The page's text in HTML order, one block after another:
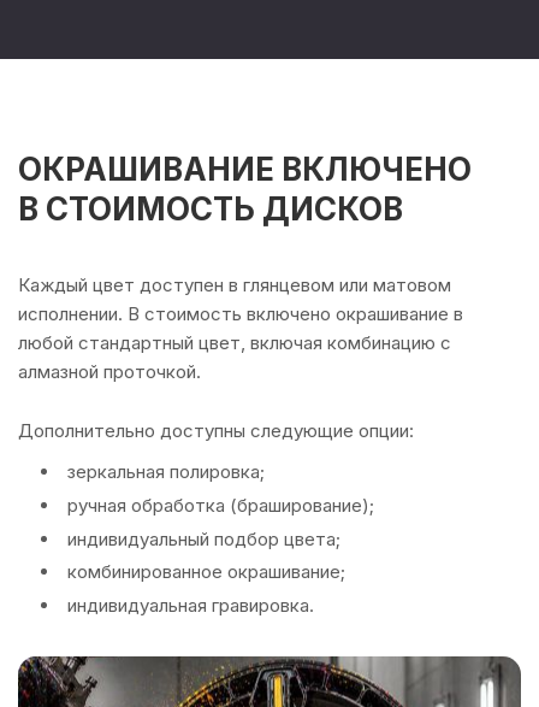
ОКРАШИВАНИЕ ВКЛЮЧЕНО
В СТОИМОСТЬ ДИСКОВ
Каждый цвет доступен в глянцевом или матовом
исполнении. В стоимость включено окрашивание в
любой стандартный цвет, включая комбинацию с
алмазной проточкой.
Дополнительно доступны следующие опции:
зеркальная полировка;
ручная обработка (браширование);
индивидуальный подбор цвета;
комбинированное окрашивание;
индивидуальная гравировка.